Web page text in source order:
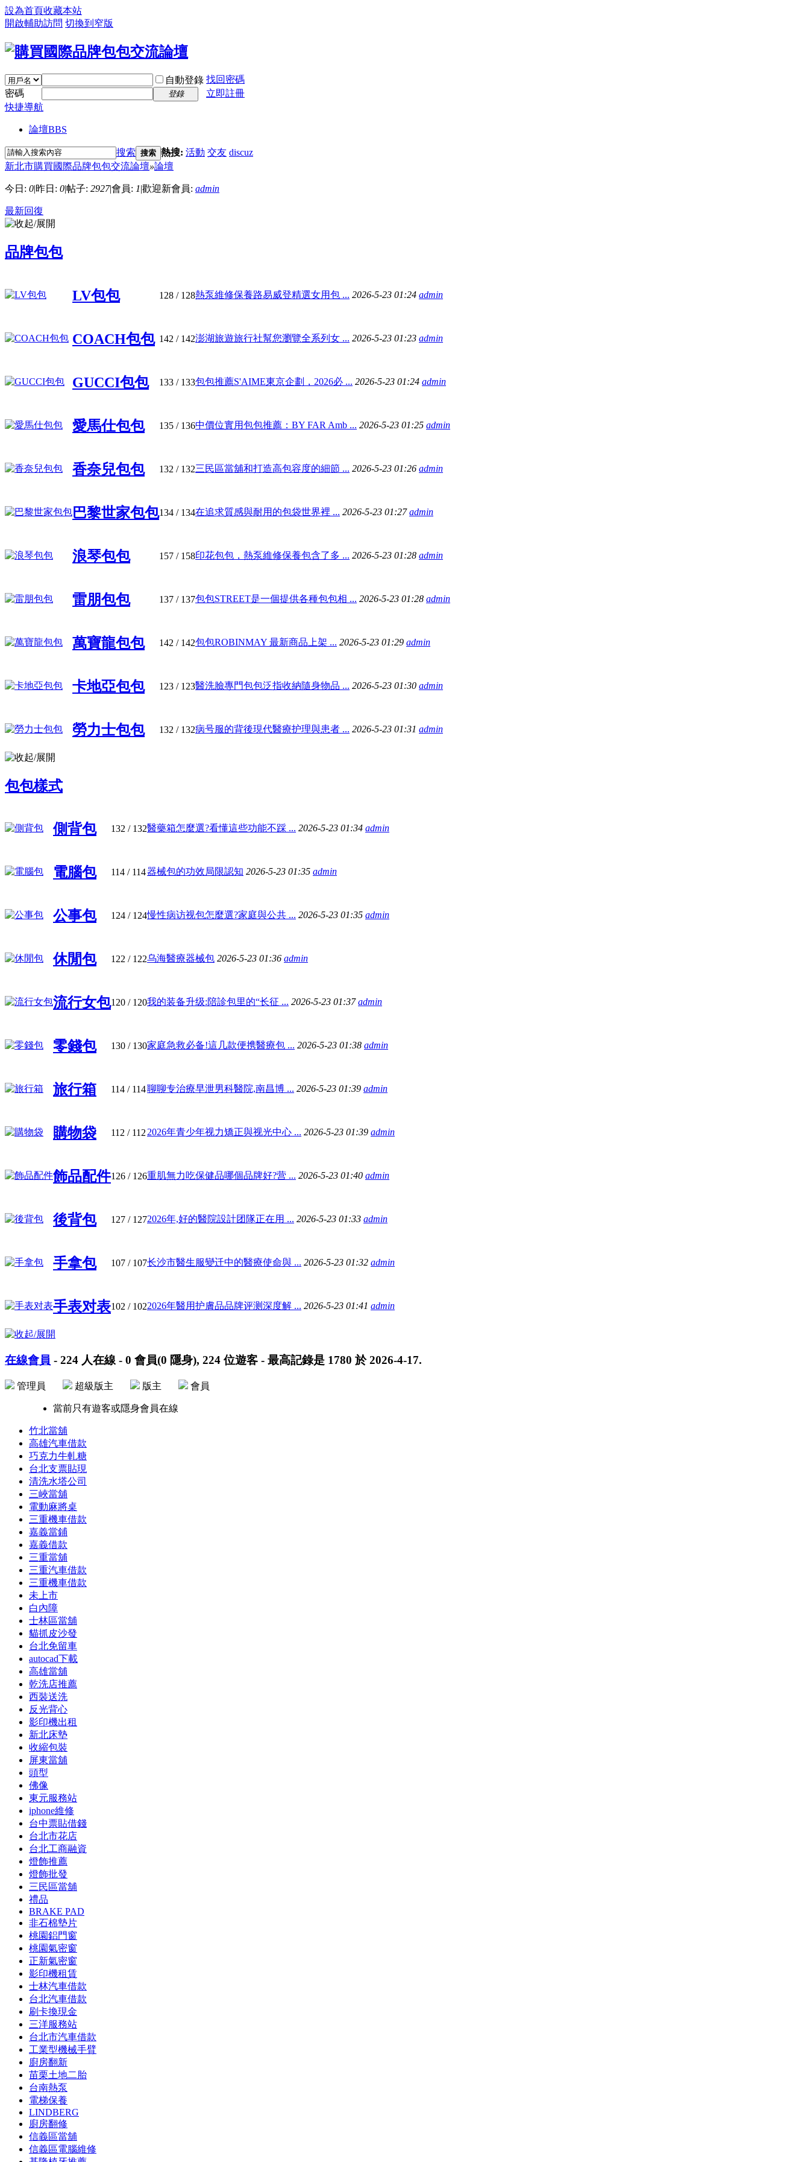
設為首頁收藏本站
開啟輔助訪問 切換到窄版
自動登錄 找回密碼
密碼
登錄
立即註冊
快捷導航
論壇BBS
搜索 搜索 熱搜: 活動 交友 discuz
新北市購買國際品牌包包交流論壇»論壇
今日: 0|昨日: 0|帖子: 2927|會員: 1|歡迎新會員: admin
最新回復
品牌包包
LV包包 128 / 128熱泵維修保養路易威登精選女用包 ... 2026-5-23 01:24 admin
COACH包包 142 / 142澎湖旅遊旅行社幫您瀏覽全系列女 ... 2026-5-23 01:23 admin
GUCCI包包 133 / 133包包推薦S'AIME東京企劃，2026必 ... 2026-5-23 01:24 admin
愛馬仕包包 135 / 136中價位實用包包推薦：BY FAR Amb ... 2026-5-23 01:25 admin
香奈兒包包 132 / 132三民區當舖和打造高包容度的細節 ... 2026-5-23 01:26 admin
巴黎世家包包134 / 134在追求質感與耐用的包袋世界裡 ... 2026-5-23 01:27admin
浪琴包包 157 / 158印花包包，熱泵維修保養包含了多 ... 2026-5-23 01:28 admin
雷朋包包 137 / 137包包STREET是一個提供各種包包相 ... 2026-5-23 01:28 admin
萬寶龍包包 142 / 142包包ROBINMAY 最新商品上架 ... 2026-5-23 01:29 admin
卡地亞包包 123 / 123醫洗臉專門包包泛指收納隨身物品 ... 2026-5-23 01:30 admin
勞力士包包 132 / 132病号服的背後現代醫療护理與患者 ... 2026-5-23 01:31 admin
包包樣式
側背包 132 / 132醫藥箱怎麼選?看懂這些功能不踩 ... 2026-5-23 01:34 admin
電腦包 114 / 114器械包的功效局限認知 2026-5-23 01:35 admin
公事包 124 / 124慢性病访视包怎麼選?家庭與公共 ... 2026-5-23 01:35 admin
休閒包 122 / 122乌海醫療器械包 2026-5-23 01:36 admin
流行女包120 / 120我的装备升级:陪診包里的“长征 ... 2026-5-23 01:37admin
零錢包 130 / 130家庭急救必备!這几款便携醫療包 ... 2026-5-23 01:38 admin
旅行箱 114 / 114聊聊专治療早泄男科醫院,南昌博 ... 2026-5-23 01:39 admin
購物袋 112 / 1122026年青少年视力矯正與视光中心 ... 2026-5-23 01:39 admin
飾品配件126 / 126重肌無力吃保健品哪個品牌好?营 ... 2026-5-23 01:40 admin
後背包 127 / 1272026年,好的醫院設計团隊正在用 ... 2026-5-23 01:33 admin
手拿包 107 / 107长沙市醫生服變迁中的醫療使命與 ... 2026-5-23 01:32 admin
手表对表102 / 1022026年醫用护膚品品牌评测深度解 ... 2026-5-23 01:41 admin
在線會員 - 224 人在線 - 0 會員(0 隱身), 224 位遊客 - 最高記錄是 1780 於2026-4-17.
管理員 超級版主 版主 會員
當前只有遊客或隱身會員在線
竹北當舖
高雄汽車借款
巧克力牛軋糖
台北支票貼現
清洗水塔公司
三峽當舖
電動麻將桌
三重機車借款
嘉義當鋪
嘉義借款
三重當舖
三重汽車借款
三重機車借款
未上市
白內障
士林區當舖
貓抓皮沙發
台北免留車
autocad下載
高雄當舖
乾洗店推薦
西裝送洗
反光背心
影印機出租
新北床墊
收縮包裝
屏東當舖
頭型
佛像
東元服務站
iphone維修
台中票貼借錢
台北市花店
台北工商融資
燈飾推薦
燈飾批發
三民區當舖
禮品
BRAKE PAD
非石棉墊片
桃園鋁門窗
桃園氣密窗
正新氣密窗
影印機租賃
士林汽車借款
台北汽車借款
刷卡換現金
三洋服務站
台北市汽車借款
工業型機械手臂
廚房翻新
苗栗土地二胎
台南熱泵
電梯保養
LINDBERG
廚房翻修
信義區當舖
信義區電腦維修